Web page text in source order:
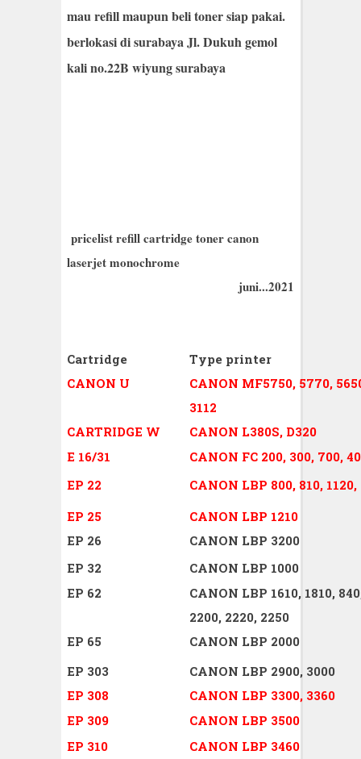
mau refill maupun beli toner siap pakai.
berlokasi di surabayaJl. Dukuh gemol
kali no.22B wiyungsurabaya
pricelist refill cartridge toner canon
laserjet monochrome
juni...2021
Cartridge
Type printer
CANON U
CANON MF5750, 5770,
3112
CARTRIDGE W
CANON L380S, D320
E 16/31
CANON FC 200, 300, 700,
EP 22
CANON LBP 800, 810, 1120,
EP 25
CANON LBP 1210
EP 26
CANON LBP 3200
EP 32
CANON LBP 1000
EP 62
CANON LBP 1610, 1810,
2200, 2220, 2250
EP 65
CANON LBP 2000
EP 303
CANON LBP 2900, 3000
EP 308
CANON LBP 3300, 3360
EP 309
CANON LBP 3500
EP 310
CANON LBP 3460